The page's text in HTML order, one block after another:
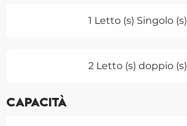
1 Letto (s) Singolo (s)
2 Letto (s) doppio (s)
Capacità